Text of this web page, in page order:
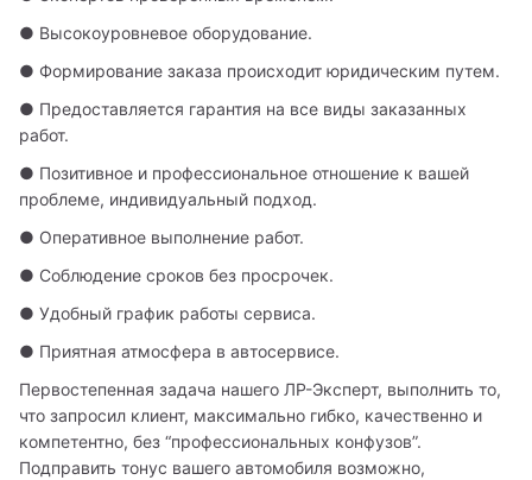
● Высокоуровневое оборудование.
● Формирование заказа происходит юридическим путем.
● Предоставляется гарантия на все виды заказанных
работ.
● Позитивное и профессиональное отношение к вашей
проблеме, индивидуальный подход.
● Оперативное выполнение работ.
● Соблюдение сроков без просрочек.
● Удобный график работы сервиса.
● Приятная атмосфера в автосервисе.
Первостепенная задача нашего ЛР-Эксперт, выполнить то,
что запросил клиент, максимально гибко, качественно и
компетентно, без “профессиональных конфузов”.
Подправить тонус вашего автомобиля возможно,